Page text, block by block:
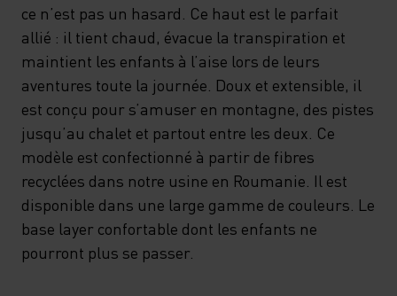
ce n’est pas un hasard. Ce haut est le parfait
allié : il tient chaud, évacue la transpiration et
maintient les enfants à l’aise lors de leurs
aventures toute la journée. Doux et extensible, il
est conçu pour s’amuser en montagne, des pistes
jusqu’au chalet et partout entre les deux. Ce
modèle est confectionné à partir de fibres
recyclées dans notre usine en Roumanie. Il est
disponible dans une large gamme de couleurs. Le
base layer confortable dont les enfants ne
pourront plus se passer.